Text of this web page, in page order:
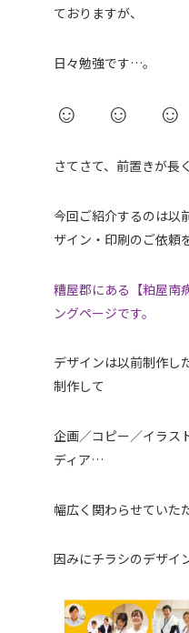
ておりますが、
日々勉強です…。
☺︎ ☺︎
さてさて、前置きが長
今回ご紹介するのは以
ザイン・印刷のご依頼
糟屋郡にある【粕屋南
ングページです。
デザインは以前制作し
制作して
企画／コピー／イラス
ディア…
幅広く関わらせていた
因みにチラシのデザ